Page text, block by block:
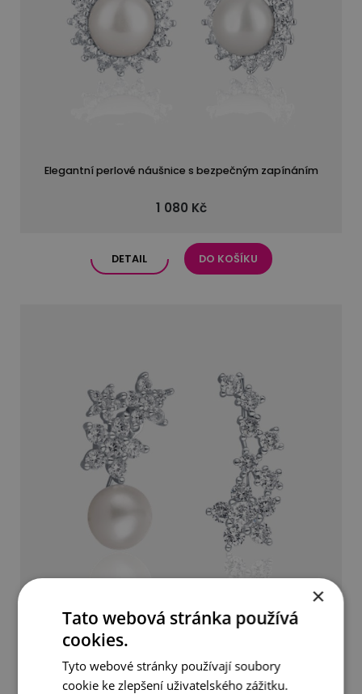
Elegantní perlové náušnice s bezpečným zapínáním
1 080 Kč
DETAIL DO KOŠÍKU
Luxusní asymetrické náušnice s pravou perlou
1 590 Kč
×
Tato webová stránka používá
cookies.
Tyto webové stránky používají soubory
cookie ke zlepšení uživatelského zážitku.